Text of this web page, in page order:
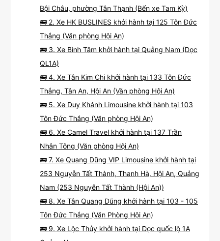
Bội Châu, phường Tân Thạnh (Bến xe Tam Kỳ)
🚌 2. Xe HK BUSLINES khởi hành tại 125 Tôn Đức
Thắng (Văn phòng Hội An)
🚌 3. Xe Bình Tâm khởi hành tại Quảng Nam (Dọc
QL1A)
🚌 4. Xe Tân Kim Chi khởi hành tại 133 Tôn Đức
Thắng, Tân An, Hội An (Văn phòng Hội An)
🚌 5. Xe Duy Khánh Limousine khởi hành tại 103
Tôn Đức Thắng (Văn phòng Hội An)
🚌 6. Xe Camel Travel khởi hành tại 137 Trần
Nhân Tông (Văn phòng Hội An)
🚌 7. Xe Quang Dũng VIP Limousine khởi hành tại
253 Nguyễn Tất Thành, Thanh Hà, Hội An, Quảng
Nam (253 Nguyễn Tất Thành (Hội An))
🚌 8. Xe Tân Quang Dũng khởi hành tại 103 - 105
Tôn Đức Thắng (Văn Phòng Hội An)
🚌 9. Xe Lộc Thủy khởi hành tại Dọc quốc lộ 1A